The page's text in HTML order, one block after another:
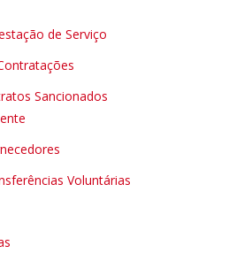
de Serviço
Sancionados
Voluntárias